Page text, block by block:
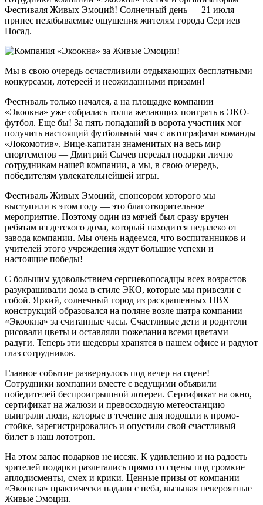
Фестиваля Живых Эмоций! Солнечный день — 21 июля
принес незабываемые ощущения жителям города Сергиев
Посад.
Мы в свою очередь осчастливили отдыхающих бесплатными
конкурсами, лотереей и неожиданными призами!
Фестиваль только начался, а на площадке компании
«Экоокна» уже собралась толпа желающих поиграть в ЭКО-
футбол. Еще бы! За пять попаданий в ворота участник мог
получить настоящий футбольный мяч с автографами команды
«Локомотив». Вице-капитан знаменитых на весь мир
спортсменов — Дмитрий Сычев передал подарки лично
сотрудникам нашей компании, а мы, в свою очередь,
победителям увлекательнейшей игры.
Фестиваль Живых Эмоций, спонсором которого мы
выступили в этом году — это благотворительное
мероприятие. Поэтому один из мячей был сразу вручен
ребятам из детского дома, который находится недалеко от
завода компании. Мы очень надеемся, что воспитанников и
учителей этого учреждения ждут большие успехи и
настоящие победы!
С большим удовольствием сергиевопосадцы всех возрастов
разукрашивали дома в стиле ЭКО, которые мы привезли с
собой. Яркий, солнечный город из раскрашенных ПВХ
конструкций образовался на поляне возле шатра компании
«Экоокна» за считанные часы. Счастливые дети и родители
рисовали цветы и оставляли пожелания всеми цветами
радуги. Теперь эти шедевры хранятся в нашем офисе и радуют
глаз сотрудников.
Главное событие развернулось под вечер на сцене!
Сотрудники компании вместе с ведущими объявили
победителей беспроигрышной лотереи. Сертификат на окно,
сертификат на жалюзи и превосходную метеостанцию
выиграли люди, которые в течение дня подошли к промо-
стойке, зарегистрировались и опустили свой счастливый
билет в наш лототрон.
На этом запас подарков не иссяк. К удивлению и на радость
зрителей подарки разлетались прямо со сцены под громкие
аплодисменты, смех и крики. Ценные призы от компании
«Экоокна» практически падали с неба, вызывая невероятные
Живые Эмоции.